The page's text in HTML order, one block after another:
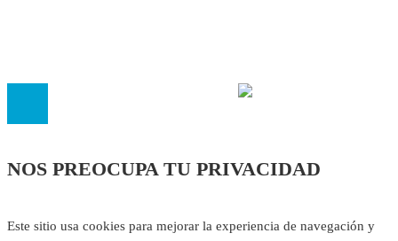
NOS PREOCUPA TU PRIVACIDAD
Este sitio usa cookies para mejorar la experiencia de navegación y